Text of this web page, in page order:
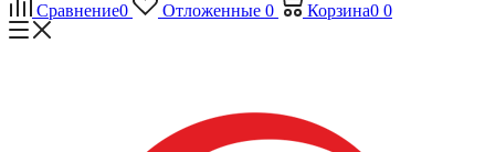
Сравнение0 Отложенные 0 Корзина0 0